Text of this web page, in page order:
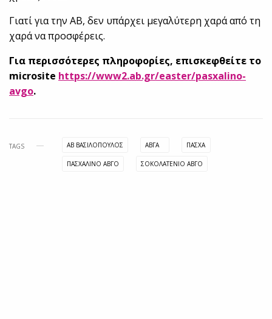
Γιατί για την ΑΒ, δεν υπάρχει μεγαλύτερη χαρά από τη
χαρά να προσφέρεις.
Για περισσότερες πληροφορίες, επισκεφθείτε το
microsite https://www2.ab.gr/easter/pasxalino-
avgo.
TAGS ΑΒ ΒΑΣΙΛΌΠΟΥΛΟΣ ΑΒΓΑ ΠΑΣΧΑ
ΠΑΣΧΑΛΙΝΌ ΑΒΓΌ ΣΟΚΟΛΑΤΈΝΙΟ ΑΒΓΌ